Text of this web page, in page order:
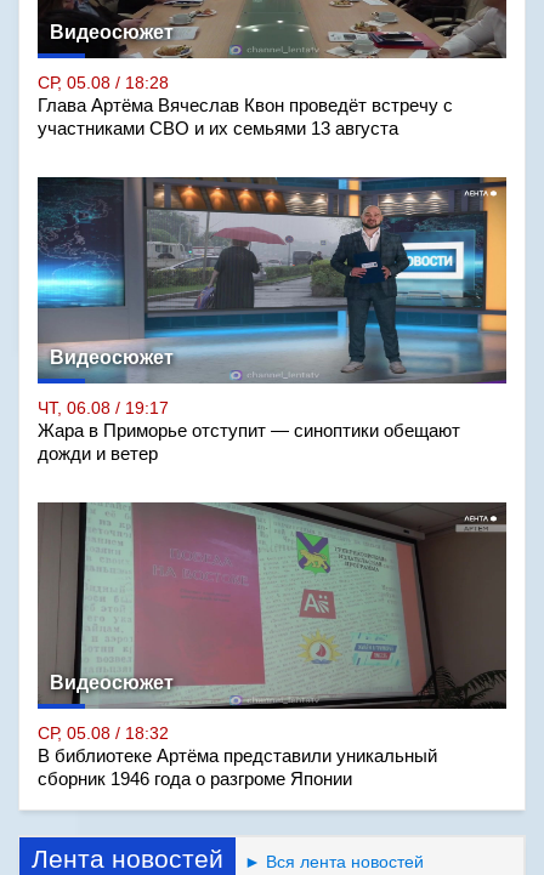
Видеосюжет
СР, 05.08 / 18:28
Глава Артёма Вячеслав Квон проведёт встречу с
участниками СВО и их семьями 13 августа
Видеосюжет
ЧТ, 06.08 / 19:17
Жара в Приморье отступит — синоптики обещают
дожди и ветер
Видеосюжет
СР, 05.08 / 18:32
В библиотеке Артёма представили уникальный
сборник 1946 года о разгроме Японии
Лента новостей ► Вся лента новостей